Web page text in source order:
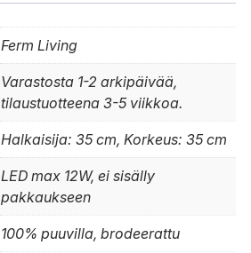
Ferm Living
Varastosta 1-2 arkipäivää,
tilaustuotteena 3-5 viikkoa.
Halkaisija: 35 cm, Korkeus: 35 cm
LED max 12W, ei sisälly
pakkaukseen
100% puuvilla, brodeerattu